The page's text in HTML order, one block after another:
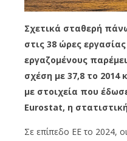
Σχετικά σταθερή
στις 38 ώρες
εργαζομένους
σχέση με 37,8 το 2014
με στοιχεία που
Eurostat, η
Σε επίπεδο ΕΕ το 2024,